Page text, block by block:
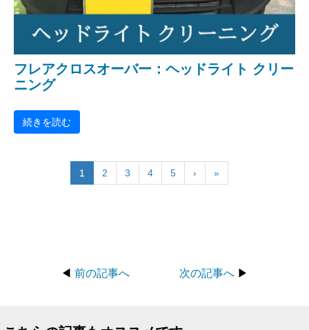
フレアクロスオーバー：ヘッドライト クリー
ニング
続きを読む
1 2 3 4 5 › »
◀ 前の記事へ 次の記事へ ▶